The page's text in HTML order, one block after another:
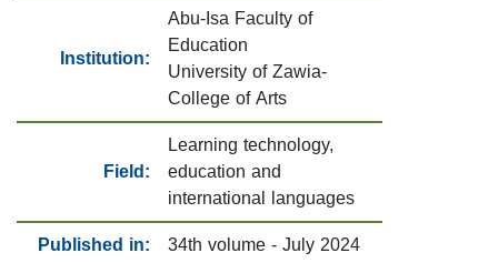
Institution:
Abu-Isa Faculty of
Education
University of Zawia-
College of Arts
Field:
Learning technology,
education and
international languages
Published in: 34th volume - July 2024